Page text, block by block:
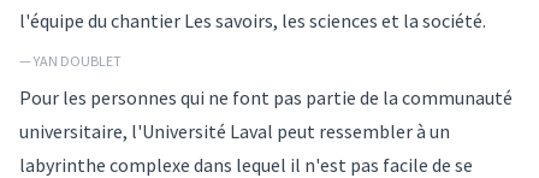
l'équipe du chantier Les savoirs, les sciences et la société.
— YAN DOUBLET
Pour les personnes qui ne font pas partie de la communauté
universitaire, l'Université Laval peut ressembler à un
labyrinthe complexe dans lequel il n'est pas facile de se